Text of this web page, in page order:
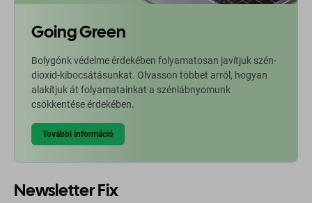
Going Green
Bolygónk védelme érdekében folyamatosan javítjuk szén-
dioxid-kibocsátásunkat. Olvasson többet arról, hogyan
alakítjuk át folyamatainkat a szénlábnyomunk
csökkentése érdekében.
További információ
Newsletter Fix